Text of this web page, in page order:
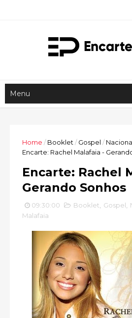
Home / Booklet / Gospel /
Encarte: Rachel Malafaia -
Encarte: Rachel
Gerando Sonhos
09:30:00 Booklet Gospel
Malafaia